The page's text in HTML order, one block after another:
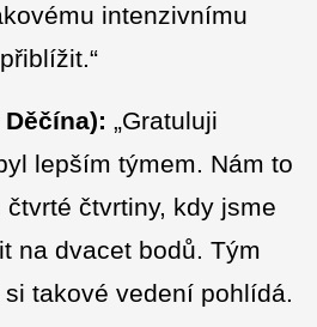
intenzivnímu
„Gratuluji
lepším týmem. Nám to
čtvrtiny, kdy jsme
na dvacet bodů. Tým
takové vedení pohlídá.